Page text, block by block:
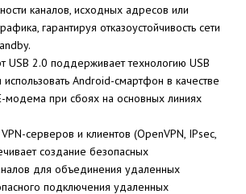
каналов, исходных адресов или
гарантируя отказоустойчивость сети
USB 2.0 поддерживает технологию USB
Android-смартфон в качестве
модема при сбоях на основных линиях
серверов и клиентов (OpenVPN, IPsec,
создание безопасных
для объединения удаленных
подключения удаленных